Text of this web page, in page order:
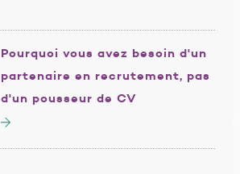
Pourquoi vous avez besoin d'un
partenaire en recrutement, pas
d'un pousseur de CV